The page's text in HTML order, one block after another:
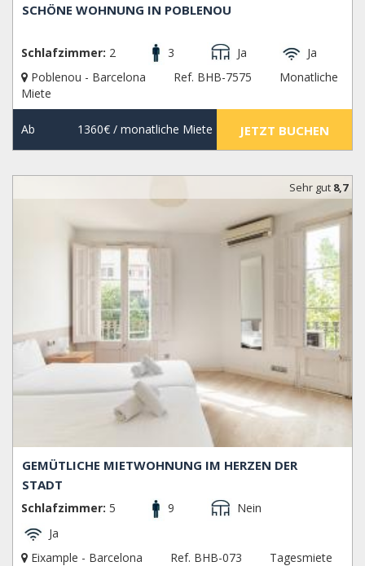
SCHÖNE WOHNUNG IN POBLENOU
Schlafzimmer: 2 3 Ja
Ja
Poblenou - Barcelona
Ref. BHB-7575
Monatliche
Miete
Ab 1360€/ monatliche Miete JETZT BUCHEN
Sehr gut 8,7
GEMÜTLICHE MIETWOHNUNG IM HERZEN DER
STADT
Schlafzimmer: 5 9
Nein
Ja
Eixample - Barcelona
Ref. BHB-073 Tagesmiete